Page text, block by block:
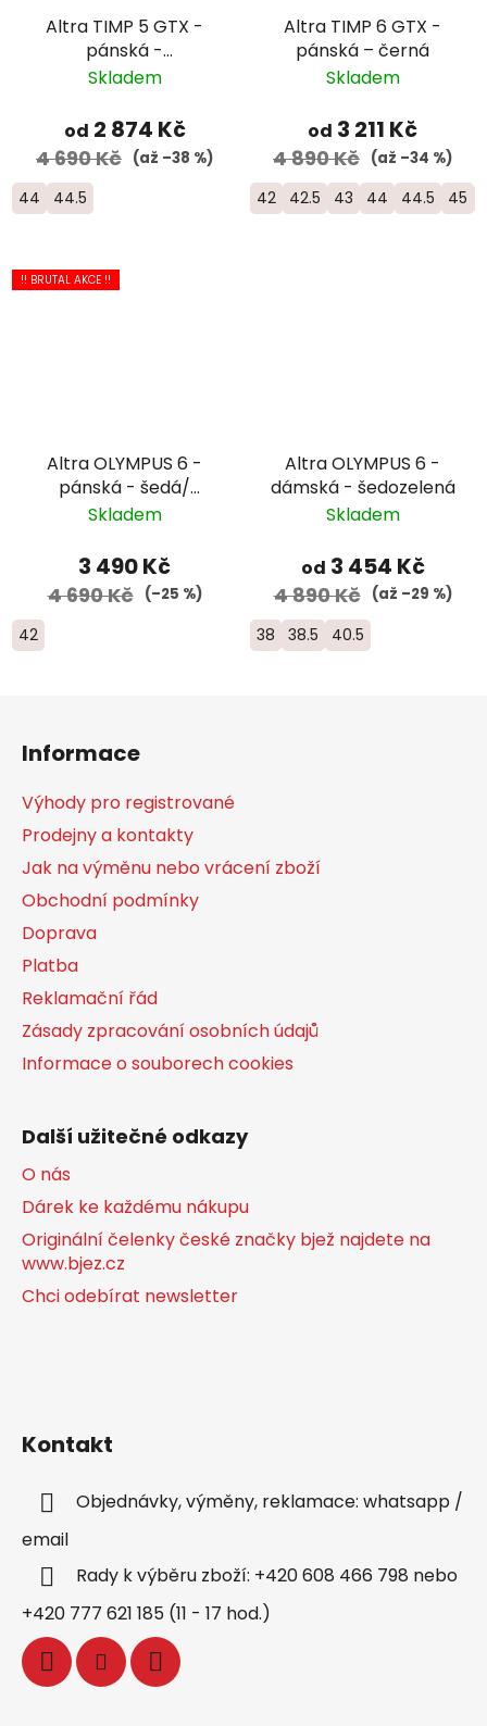
Altra TIMP 5 GTX -
pánská -
černá/oranžová
Skladem
od 2 874 Kč
4 690 Kč (až –38 %)
44 44.5
Altra TIMP 6 GTX -
pánská – černá
Skladem
od 3 211 Kč
4 890 Kč (až –34 %)
42 42.5 43 44 44.5 45
!! BRUTAL AKCE !!
Altra OLYMPUS 6 -
pánská - šedá/
červená
Skladem
3 490 Kč
4 690 Kč (–25 %)
42
Altra OLYMPUS 6 -
dámská - šedozelená
Skladem
od 3 454 Kč
4 890 Kč (až –29 %)
38 38.5 40.5
Informace
Výhody pro registrované
Prodejny a kontakty
Jak na výměnu nebo vrácení zboží
Obchodní podmínky
Doprava
Platba
Reklamační řád
Zásady zpracování osobních údajů
Informace o souborech cookies
Další užitečné odkazy
O nás
Dárek ke každému nákupu
Originální čelenky české značky bjež najdete na
www.bjez.cz
Chci odebírat newsletter
Kontakt
Objednávky, výměny, reklamace: whatsapp /
email
Rady k výběru zboží: +420 608 466 798 nebo
+420 777 621 185 (11 - 17 hod.)